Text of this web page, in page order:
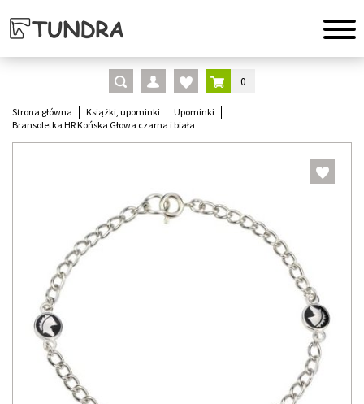
0
Strona główna Książki, upominki
Upominki
Bransoletka HR Końska Głowa czarna i biała